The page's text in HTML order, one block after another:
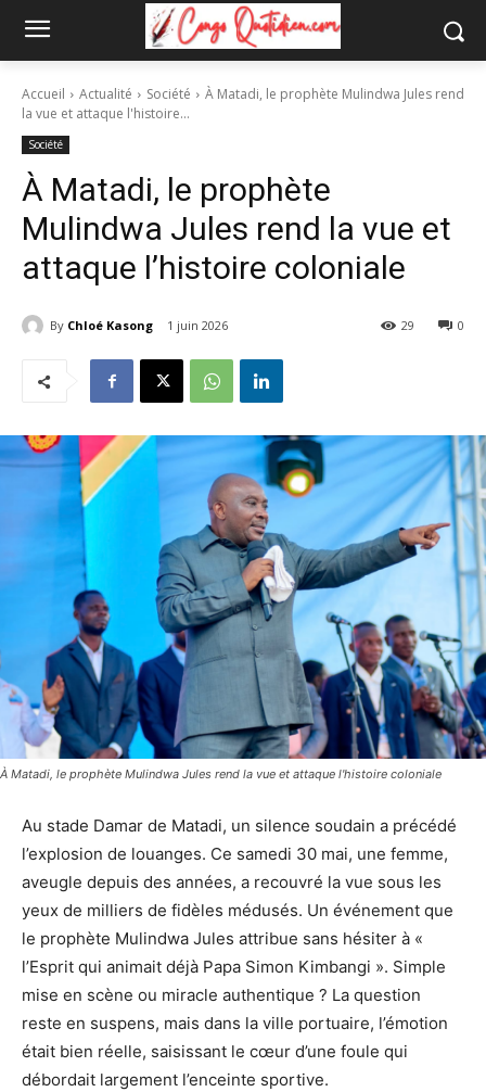
Accueil Actualité Société
À Matadi, le prophète Mulindwa Jules rend
la vue et attaque l'histoire...
Société
À Matadi, le prophète
Mulindwa Jules rend la vue et
attaque l’histoire coloniale
By Chloé Kasong 1 juin 2026 0
29
À Matadi, le prophète Mulindwa Jules rend la vue et attaque l'histoire coloniale
Au stade Damar de Matadi, un silence soudain a précédé
l’explosion de louanges. Ce samedi 30 mai, une femme,
aveugle depuis des années, a recouvré la vue sous les
yeux de milliers de fidèles médusés. Un événement que
le prophète Mulindwa Jules attribue sans hésiter à «
l’Esprit qui animait déjà Papa Simon Kimbangi ». Simple
mise en scène ou miracle authentique ? La question
reste en suspens, mais dans la ville portuaire, l’émotion
était bien réelle, saisissant le cœur d’une foule qui
débordait largement l’enceinte sportive.